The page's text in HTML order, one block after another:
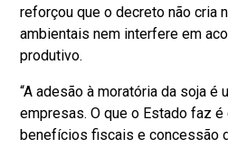
reforçou que o decreto não cria
ambientais nem interfere em
produtivo.
“A adesão à moratória da soja é
empresas. O que o Estado faz
benefícios fiscais e concessão